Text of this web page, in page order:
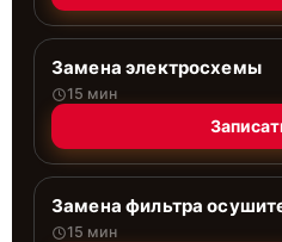
Замена электросхемы
15 мин
Замена фильтра
15 мин